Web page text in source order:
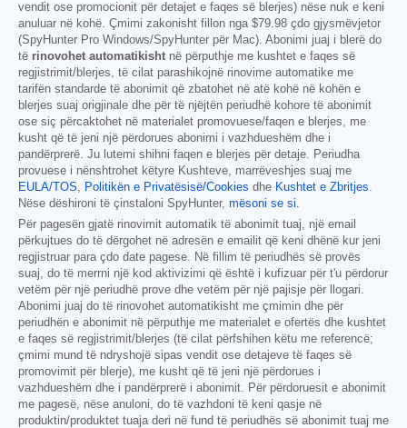
vendit ose promocionit për detajet e faqes së blerjes) nëse nuk e keni
anuluar në kohë. Çmimi zakonisht fillon nga $79.98 çdo gjysmëvjetor
(SpyHunter Pro Windows/SpyHunter për Mac). Abonimi juaj i blerë do
të rinovohet automatikisht në përputhje me kushtet e faqes së
regjistrimit/blerjes, të cilat parashikojnë rinovime automatike me
tarifën standarde të abonimit që zbatohet në atë kohë në kohën e
blerjes suaj origjinale dhe për të njëjtën periudhë kohore të abonimit
ose siç përcaktohet në materialet promovuese/faqen e blerjes, me
kusht që të jeni një përdorues abonimi i vazhdueshëm dhe i
pandërprerë. Ju lutemi shihni faqen e blerjes për detaje. Periudha
provuese i nënshtrohet këtyre Kushteve, marrëveshjes suaj me
EULA/TOS, Politikën e Privatësisë/Cookies dhe Kushtet e Zbritjes.
Nëse dëshironi të çinstaloni SpyHunter, mësoni se si.
Për pagesën gjatë rinovimit automatik të abonimit tuaj, një email
përkujtues do të dërgohet në adresën e emailit që keni dhënë kur jeni
regjistruar para çdo date pagese. Në fillim të periudhës së provës
suaj, do të merrni një kod aktivizimi që është i kufizuar për t'u përdorur
vetëm për një periudhë prove dhe vetëm për një pajisje për llogari.
Abonimi juaj do të rinovohet automatikisht me çmimin dhe për
periudhën e abonimit në përputhje me materialet e ofertës dhe kushtet
e faqes së regjistrimit/blerjes (të cilat përfshihen këtu me referencë;
çmimi mund të ndryshojë sipas vendit ose detajeve të faqes së
promovimit për blerje), me kusht që të jeni një përdorues i
vazhdueshëm dhe i pandërprerë i abonimit. Për përdoruesit e abonimit
me pagesë, nëse anuloni, do të vazhdoni të keni qasje në
produktin/produktet tuaja deri në fund të periudhës së abonimit tuaj me